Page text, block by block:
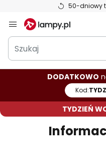
50-dniowy
Przejdź
do
treści
Szukaj
DODATKOWO
Kod:
TYDZIEŃ